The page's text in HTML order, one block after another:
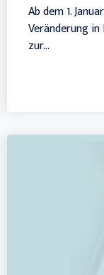
Ab dem 1.
Veränderung
zur...